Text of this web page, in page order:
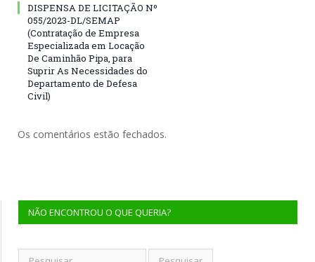
DISPENSA DE LICITAÇÃO Nº
055/2023-DL/SEMAP
(Contratação de Empresa
Especializada em Locação
De Caminhão Pipa, para
Suprir As Necessidades do
Departamento de Defesa
Civil)
Os comentários estão fechados.
NÃO ENCONTROU O QUE QUERIA?